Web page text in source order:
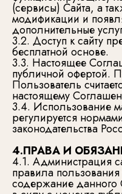
(сервисы) Сайта, а
модификации и
дополнительные
3.2. Доступ к сайту
бесплатной основе.
3.3. Настоящее
публичной офертой.
Пользователь
настоящему
3.4. Использование
регулируется
законодательства
4.ПРАВА И
4.1. Администрация
правила
содержание данного